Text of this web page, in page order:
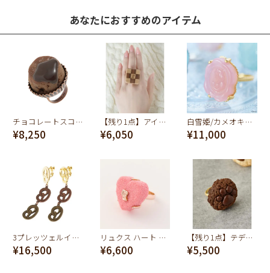
あなたにおすすめのアイテム
チョコレートスコーンリング
¥8,250
【残り1点】アイスボックスクッキーリング
¥6,050
白雪姫/カメオキャンディ リング【ディズニー アクセサリー】
¥11,000
3プレッツェルイヤリング(ペア）
¥16,500
リュクス ハート ショコラ リング(ピンク)
¥6,600
【残り1点】テディベアのニクキュウ チョコレート クッキー リング
¥5,500